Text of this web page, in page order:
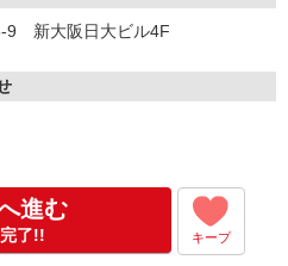
9 新大阪日大ビル4F
進む
了!! キープ